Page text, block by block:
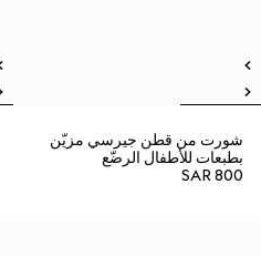
شورت من قطن جيرسي مزيّن
بطبعات للأطفال الرضّع
SAR 800